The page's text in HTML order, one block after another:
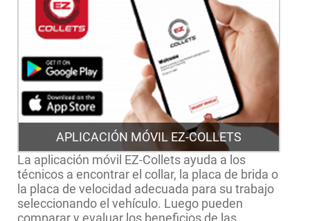
APLICACIÓN MÓVIL EZ-COLLETS
La aplicación móvil EZ-Collets ayuda a los
técnicos a encontrar el collar, la placa de brida o
la placa de velocidad adecuada para su trabajo
seleccionando el vehículo. Luego pueden
comparar y evaluar los beneficios de las